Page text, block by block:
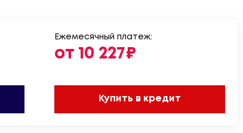
Ежемесячный платеж:
от 10 227₽
Купить в кредит